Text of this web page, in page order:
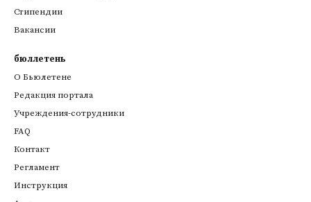
Стипендии
Вакансии
бюллетень
О Бьюлетене
Редакция портала
Учреждения-сотрудники
FAQ
Контакт
Регламент
Инструкция